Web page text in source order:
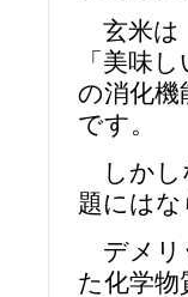
玄米は
「美味
の消化機
です。
しかし
題にはな
デメリ
た化学